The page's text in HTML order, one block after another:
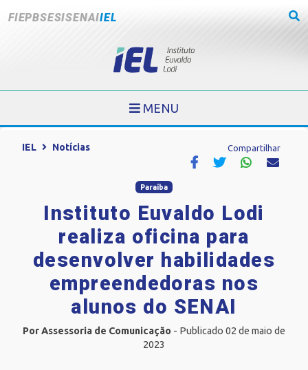
FIEPBSESISENAIIEL
MENU
IEL Notícias Compartilhar
Paraíba
Instituto Euvaldo Lodi
realiza oficina para
desenvolver habilidades
empreendedoras nos
alunos do SENAI
Por Assessoria de Comunicação - Publicado 02 de maio de
2023